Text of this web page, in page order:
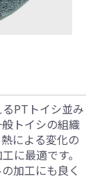
PTトイシ並み
トイシの組織
による変化の
に最適です。
加工にも良く